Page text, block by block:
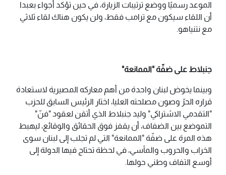
الموعد رسميًا ووضع ترتيبات الزيارة، في حين تؤكد أجواء بعبدا
أن اللقاء سيكون مع ترامب فقط، ولن يكون هناك لقاء ثلاثي
مع نتنياهو.
جنبلاط على ضفّة "الممانعة"
وبينما يخوض لبنان واحدة من أهم معاركه المصيرية لاستعادة
قراره الحرّ وصون مصلحته العليا، اختار الرئيس السابق للحزب
"التقدمي الاشتراكي" وليد جنبلاط الذي أتقن لعقود "فنّ"
التموضع بين الضفاف، أن يقفز فوق الحقائق والوقائع، ليهبط
هذه المرة على ضفّة "الممانعة" التي لم تجلب إلى لبنان سوى
الخراب والحروب والمآسي، في لحظة تحتاج فيها الدولة إلى
أوسع التفاف وطني حولها.